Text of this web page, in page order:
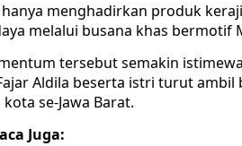
hanya menghadirkan produk
melalui busana khas bermotif
tersebut semakin
Aldila beserta istri turut
se-Jawa Barat.
Juga: